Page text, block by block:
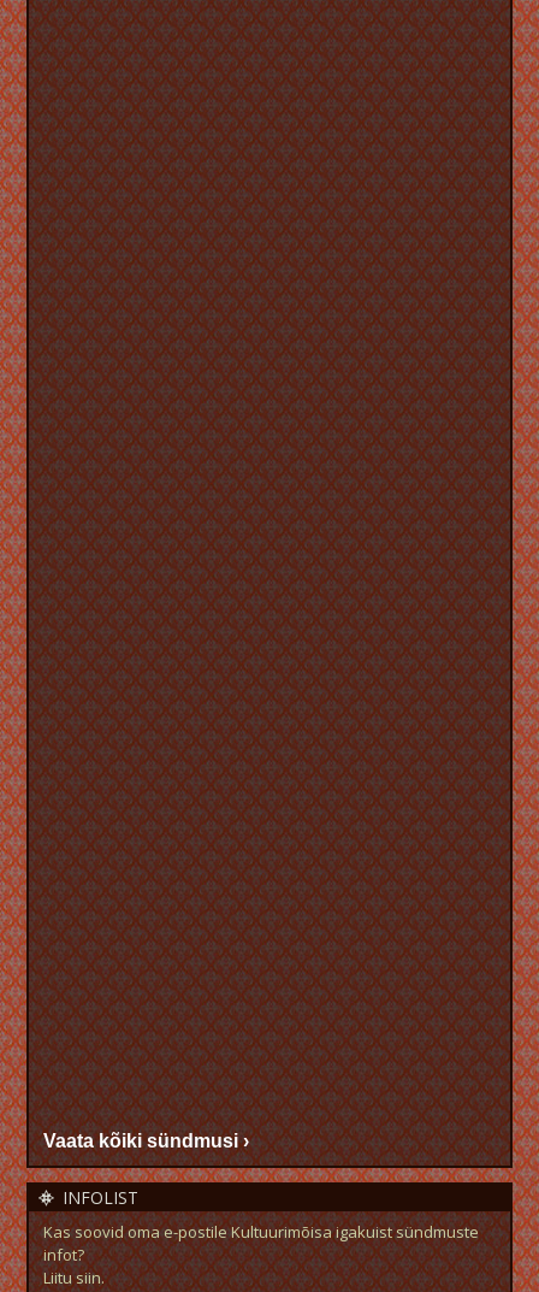
Vaata kõiki sündmusi ›
INFOLIST
Kas soovid oma e-postile Kultuurimõisa igakuist sündmuste
infot?
Liitu siin.